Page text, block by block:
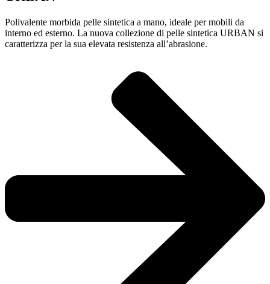
Polivalente morbida pelle sintetica a mano, ideale per mobili da
interno ed esterno. La nuova collezione di pelle sintetica URBAN si
caratterizza per la sua elevata resistenza all’abrasione.